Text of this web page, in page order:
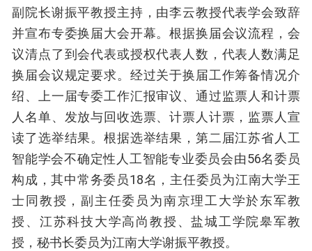
副院长谢振平教授主持，由李云教授代表学会致辞
并宣布专委换届大会开幕。根据换届会议流程，会
议清点了到会代表或授权代表人数，代表人数满足
换届会议规定要求。经过关于换届工作筹备情况介
绍、上一届专委工作汇报审议、通过监票人和计票
人名单、发放与回收选票、计票人计票，监票人宣
读了选举结果。根据选举结果，第二届江苏省人工
智能学会不确定性人工智能专业委员会由56名委员
构成，其中常务委员18名，主任委员为江南大学王
士同教授，副主任委员为南京理工大学於东军教
授、江苏科技大学高尚教授、盐城工学院皋军教
授，秘书长委员为江南大学谢振平教授。